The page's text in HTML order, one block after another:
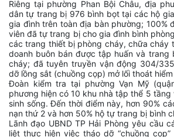
Riêng tại phường Phan Bội Châu, địa
dân tự trang bị 976 bình bọt tại các hộ
gia đình trên toàn địa bàn phường; 100%
viên đã tự trang bị cho gia đình bình
các trang thiết bị phòng cháy, chữa cháy
doanh buôn bán được tập huấn và trang
cháy; đã tuyên truyền vận động 304/
dỡ lồng sắt (chuồng cọp) mở lối thoát
Đoàn kiểm tra tại phường Vạn Mỹ
phương hiện có 10 khu nhà tập thể 5 tầng
sinh sống. Đến thời điểm này, hơn 90%
nạn thứ 2 và hơn 50% hộ tự trang bị bình
Lãnh đạo UBND TP Hải Phòng yêu cầu
liệt thực hiện việc tháo dỡ “chuồng